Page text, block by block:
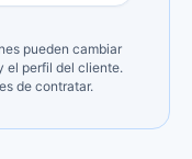
pueden cambiar
el perfil del cliente.
de contratar.